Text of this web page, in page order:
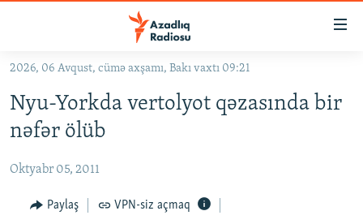
Əsas
qayıt
Əsas
qayıt
#İZAHLA
#ƏSLINDƏ
FƏRQƏ BAX
2026, 06 Avqust, cümə axşamı, Bakı vaxtı 09:21
Nyu-Yorkda vertolyot qəzasında bir
nəfər ölüb
Oktyabr 05, 2011
Paylaş VPN-siz açmaq